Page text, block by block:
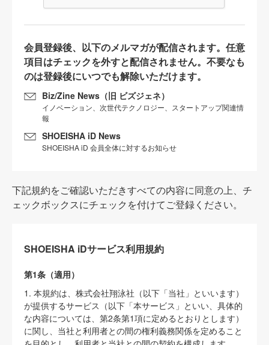
会員登録後、以下のメルマガが配信されます。任意
項目はチェックを外すと配信されません。不要なも
のは登録後にいつでも解除いただけます。
Biz/Zine News（旧 ビズジェネ）
イノベーション、次世代テクノロジー、スタートアップ関連情
報
SHOEISHA iD News
SHOEISHA iD 会員全体に対するお知らせ
下記規約をご確認いただきすべての内容に同意の上、チ
ェックボックスにチェックを付けてご登録ください。
SHOEISHA iDサービス利用規約
第1条（適用）
1. 本規約は、株式会社翔泳社（以下「当社」といいます）
が提供するサービス（以下「本サービス」といい、具体的
な内容については、第2条第1項に定めるとおりとします）
に関し、当社と利用者との間の権利義務関係を定めること